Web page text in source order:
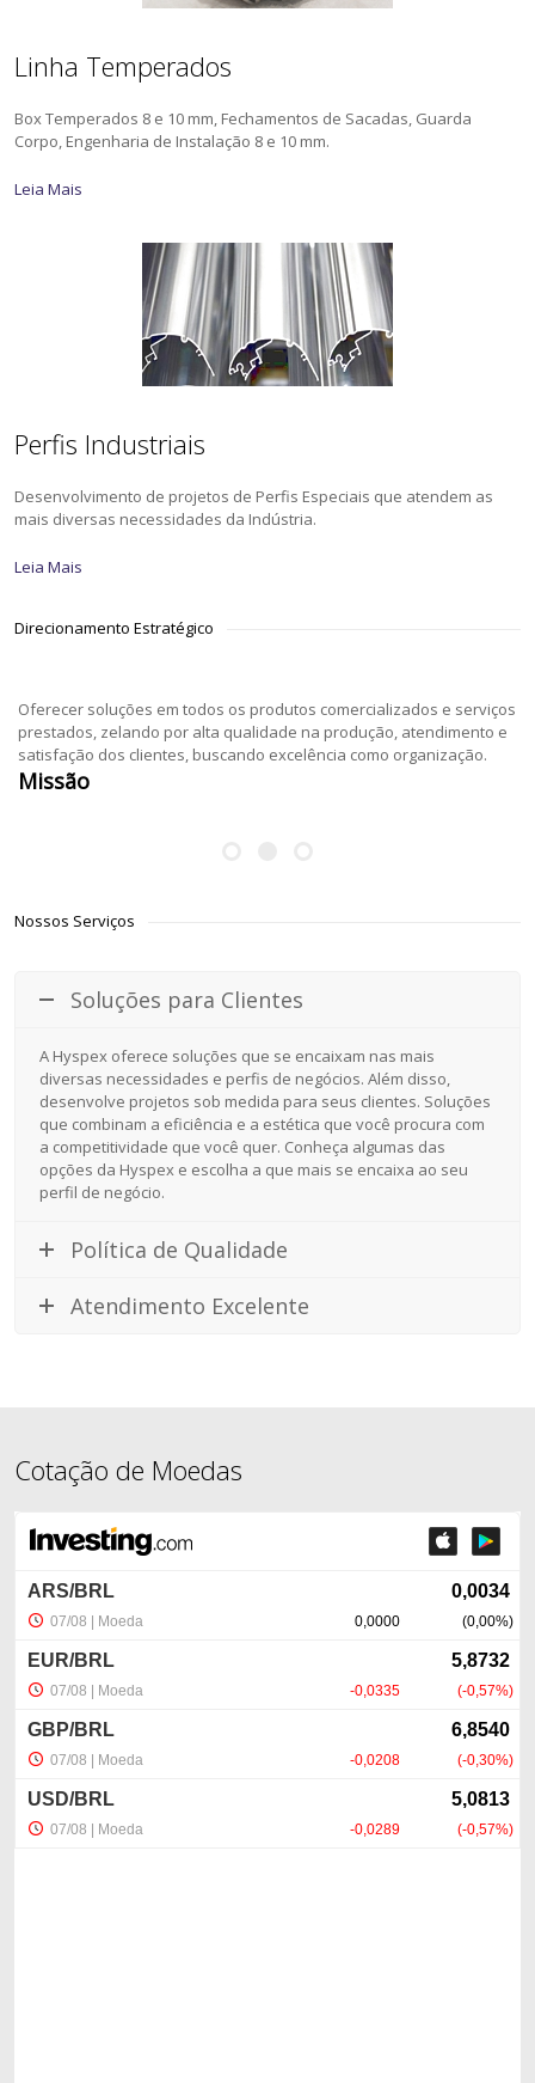
Linha Temperados
Box Temperados 8 e 10 mm, Fechamentos de Sacadas, Guarda
Corpo, Engenharia de Instalação 8 e 10 mm.
Leia Mais
Perfis Industriais
Desenvolvimento de projetos de Perfis Especiais que atendem as
mais diversas necessidades da Indústria.
Leia Mais
Direcionamento Estratégico
Oferecer soluções em todos os produtos comercializados e serviços
prestados, zelando por alta qualidade na produção, atendimento e
satisfação dos clientes, buscando excelência como organização.
Missão
Nossos Serviços
Soluções para Clientes
A Hyspex oferece soluções que se encaixam nas mais
diversas necessidades e perfis de negócios. Além disso,
desenvolve projetos sob medida para seus clientes. Soluções
que combinam a eficiência e a estética que você procura com
a competitividade que você quer. Conheça algumas das
opções da Hyspex e escolha a que mais se encaixa ao seu
perfil de negócio.
Política de Qualidade
Atendimento Excelente
Cotação de Moedas